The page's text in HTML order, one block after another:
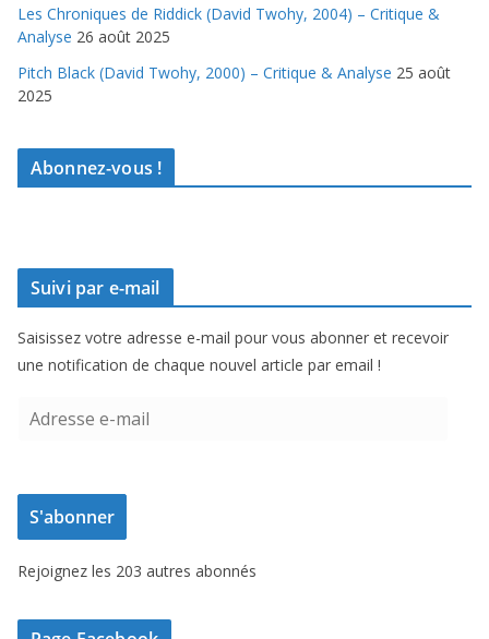
Les Chroniques de Riddick (David Twohy, 2004) – Critique &
Analyse 26 août 2025
Pitch Black (David Twohy, 2000) – Critique & Analyse 25 août
2025
Abonnez-vous !
Suivi par e-mail
Saisissez votre adresse e-mail pour vous abonner et recevoir
une notification de chaque nouvel article par email !
e
s
e
-
S'abonner
Rejoignez les 203 autres abonnés